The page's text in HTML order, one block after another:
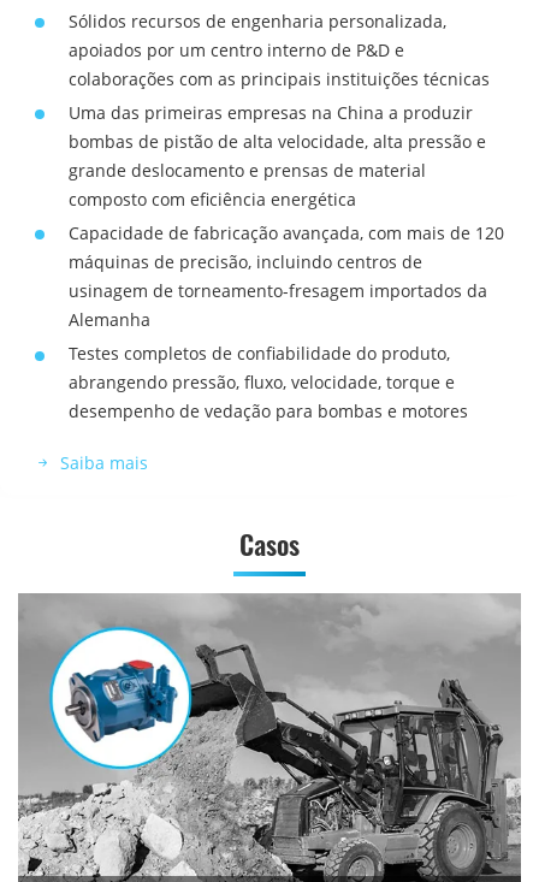
Sólidos recursos de engenharia personalizada,
apoiados por um centro interno de P&D e
colaborações com as principais instituições técnicas
Uma das primeiras empresas na China a produzir
bombas de pistão de alta velocidade, alta pressão e
grande deslocamento e prensas de material
composto com eficiência energética
Capacidade de fabricação avançada, com mais de 120
máquinas de precisão, incluindo centros de
usinagem de torneamento-fresagem importados da
Alemanha
Testes completos de confiabilidade do produto,
abrangendo pressão, fluxo, velocidade, torque e
desempenho de vedação para bombas e motores
Saiba mais
Casos